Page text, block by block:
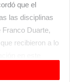
que el
las disciplinas
Franco Duarte,
recibieron a lo